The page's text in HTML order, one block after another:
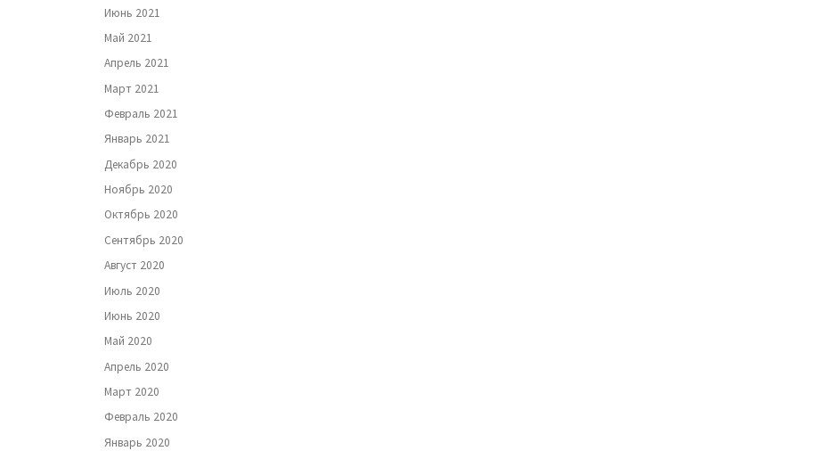
Июнь 2021
Май 2021
Апрель 2021
Март 2021
Февраль 2021
Январь 2021
Декабрь 2020
Ноябрь 2020
Октябрь 2020
Сентябрь 2020
Август 2020
Июль 2020
Июнь 2020
Май 2020
Апрель 2020
Март 2020
Февраль 2020
Январь 2020